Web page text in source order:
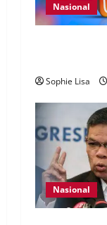
Nasional
Sophie Lisa
Nasional